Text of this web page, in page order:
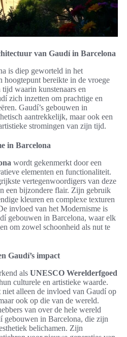
van Gaudí in Barcelona
is diep geworteld in het
hoogtepunt bereikte in de vroege
waarin kunstenaars en
zich inzetten om prachtige en
Gaudí’s gebouwen in
aantrekkelijk, maar ook een
stromingen van zijn tijd.
in Barcelona
wordt gekenmerkt door een
elementen en functionaliteit.
vertegenwoordigers van deze
een bijzondere flair. Zijn gebruik
kleuren en complexe texturen
invloed van het Modernisme is
gebouwen in Barcelona, waar elk
om zowel schoonheid als nut te
Gaudí’s impact
als UNESCO Werelderfgoed
culturele en artistieke waarde.
niet alleen de invloed van Gaudí op
ook op die van de wereld.
van over de hele wereld
gebouwen in Barcelona, die zijn
belichamen. Zijn